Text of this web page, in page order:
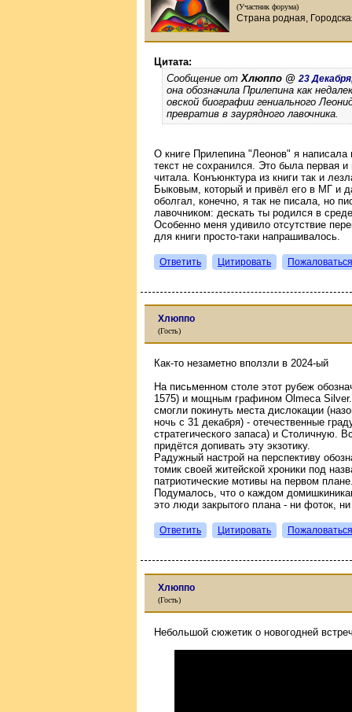
(Участник форума)
Страна родная,
Цитата:
Сообщение от Хлюппо @ 23
она обозначила Прилепина как
овской биографии гениального
превратив в заурядного лавочника.
О книге Прилепина "Леонов" я
текст не сохранился. Это была первая
читала. Конъюнктура из книги так и
Быковым, который и привёл его в МГ и
оболгал, конечно, я так не писала, но
лавочником: дескать ты родился в
Особенно меня удивило отсутствие
для книги просто-таки напрашивалось.
Ответить Цитировать Пожаловаться
Хлюппо
(Гость)
Как-то незаметно вползли в 2024-ый
На письменном столе этот рубеж
1575) и мощным графином Olmeca
смогли покинуть места дислокации
ночь с 31 декабря) - отечественные
стратегического запаса) и Столичную.
придётся допивать эту экзотику.
Радужный настрой на перспективу
томик своей житейской хроники под
патриотические мотивы на первом
Подумалось, что о каждом
это люди закрытого плана - ни фоток,
Ответить Цитировать Пожаловаться
Хлюппо
(Гость)
Небольшой сюжетик о новогодней